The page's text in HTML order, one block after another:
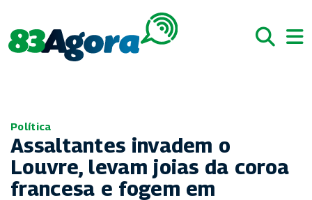
Política
Assaltantes invadem o
Louvre, levam joias da coroa
francesa e fogem em